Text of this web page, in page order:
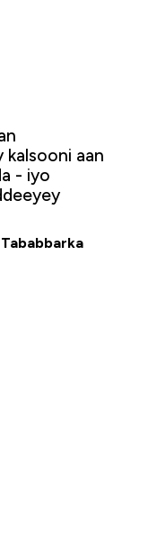
kalsooni aan
- iyo